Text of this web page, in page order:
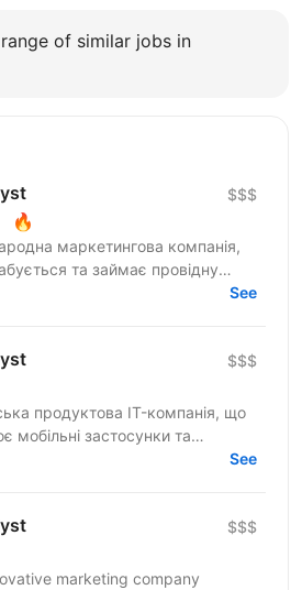
of similar jobs in
🔥
$$$
маркетингова компанія,
та займає провідну
iGaming, з особливою увагою доSee
$$$
продуктова IT-компанія, що
мобільні застосунки та
Tier-1. У команді 350+
See
$$$
marketing company